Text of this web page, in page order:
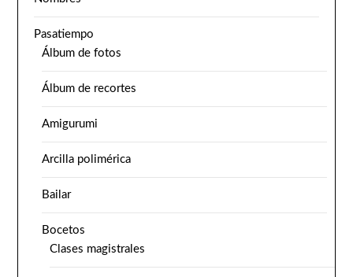
Pasatiempo
Álbum de fotos
Álbum de recortes
Amigurumi
Arcilla polimérica
Bailar
Bocetos
Clases magistrales